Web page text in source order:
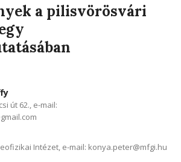
a pilisvörösvári
út 62., e-mail:
Intézet, e-mail: konya.peter@mfgi.hu